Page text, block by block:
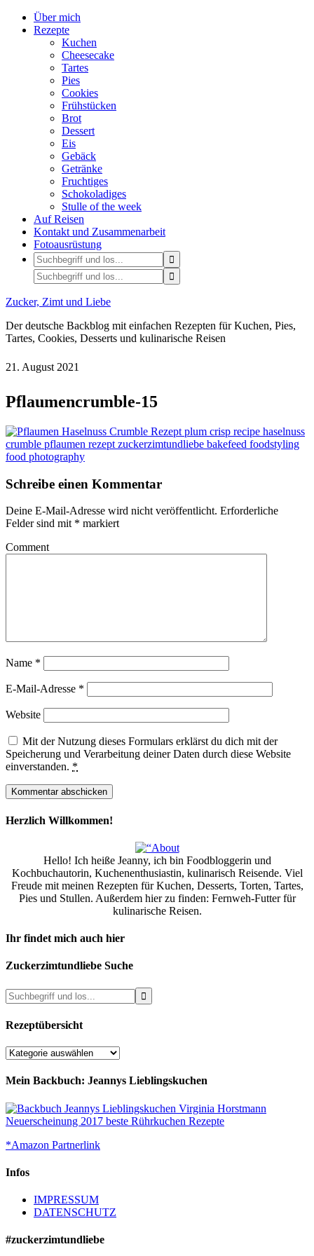
Über mich
Rezepte
Kuchen
Cheesecake
Tartes
Pies
Cookies
Frühstücken
Brot
Dessert
Eis
Gebäck
Getränke
Fruchtiges
Schokoladiges
Stulle of the week
Auf Reisen
Kontakt und Zusammenarbeit
Fotoausrüstung
Zucker, Zimt und Liebe
Der deutsche Backblog mit einfachen Rezepten für Kuchen, Pies,
Tartes, Cookies, Desserts und kulinarische Reisen
21. August 2021
Pflaumencrumble-15
Schreibe einen Kommentar
Deine E-Mail-Adresse wird nicht veröffentlicht. Erforderliche
Felder sind mit * markiert
Comment
Name *
E-Mail-Adresse *
Website
Mit der Nutzung dieses Formulars erklärst du dich mit der
Speicherung und Verarbeitung deiner Daten durch diese Website
einverstanden. *
Herzlich Willkommen!
Hello! Ich heiße Jeanny, ich bin Foodbloggerin und
Kochbuchautorin, Kuchenenthusiastin, kulinarisch Reisende. Viel
Freude mit meinen Rezepten für Kuchen, Desserts, Torten, Tartes,
Pies und Stullen. Außerdem hier zu finden: Fernweh-Futter für
kulinarische Reisen.
Ihr findet mich auch hier
Zuckerzimtundliebe Suche
Rezeptübersicht
Rezeptübersicht
Mein Backbuch: Jeannys Lieblingskuchen
*Amazon Partnerlink
Infos
IMPRESSUM
DATENSCHUTZ
#zuckerzimtundliebe